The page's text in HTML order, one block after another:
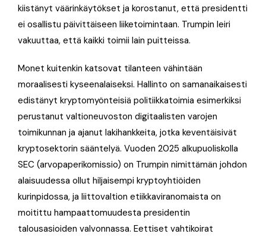
kiistänyt väärinkäytökset ja korostanut, että presidentti
ei osallistu päivittäiseen liiketoimintaan. Trumpin leiri
vakuuttaa, että kaikki toimii lain puitteissa.
Monet kuitenkin katsovat tilanteen vähintään
moraalisesti kyseenalaiseksi. Hallinto on samanaikaisesti
edistänyt kryptomyönteisiä politiikkatoimia esimerkiksi
perustanut valtioneuvoston digitaalisten varojen
toimikunnan ja ajanut lakihankkeita, jotka keventäisivät
kryptosektorin sääntelyä. Vuoden 2025 alkupuoliskolla
SEC (arvopaperikomissio) on Trumpin nimittämän johdon
alaisuudessa ollut hiljaisempi kryptoyhtiöiden
kurinpidossa, ja liittovaltion etiikkaviranomaista on
moitittu hampaattomuudesta presidentin
talousasioiden valvonnassa. Eettiset vahtikoirat